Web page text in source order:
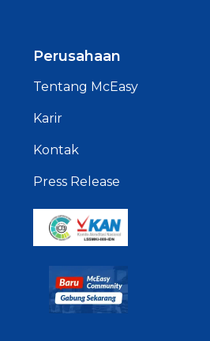
Perusahaan
Tentang McEasy
Karir
Kontak
Press Release